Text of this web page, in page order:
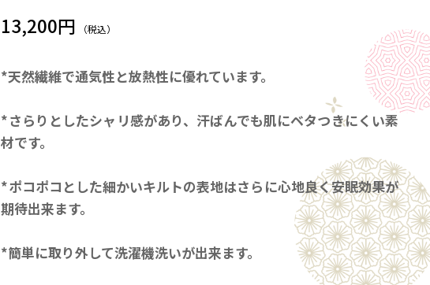
13,200円 （税込）
*天然繊維で通気性と放熱性に優れています。
*さらりとしたシャリ感があり、汗ばんでも肌にベタつきにくい素
材です。
*ポコポコとした細かいキルトの表地はさらに心地良く安眠効果が
期待出来ます。
*簡単に取り外して洗濯機洗いが出来ます。